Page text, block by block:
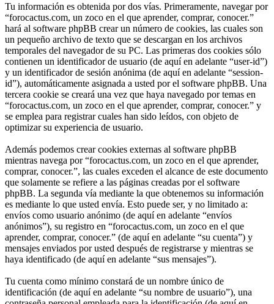
Tu información es obtenida por dos vías. Primeramente, navegar por
“forocactus.com, un zoco en el que aprender, comprar, conocer.”
hará al software phpBB crear un número de cookies, las cuales son
un pequeño archivo de texto que se descargan en los archivos
temporales del navegador de su PC. Las primeras dos cookies sólo
contienen un identificador de usuario (de aquí en adelante “user-id”)
y un identificador de sesión anónima (de aquí en adelante “session-
id”), automáticamente asignada a usted por el software phpBB. Una
tercera cookie se creará una vez que haya navegado por temas en
“forocactus.com, un zoco en el que aprender, comprar, conocer.” y
se emplea para registrar cuales han sido leídos, con objeto de
optimizar su experiencia de usuario.
Además podemos crear cookies externas al software phpBB
mientras navega por “forocactus.com, un zoco en el que aprender,
comprar, conocer.”, las cuales exceden el alcance de este documento
que solamente se refiere a las páginas creadas por el software
phpBB. La segunda vía mediante la que obtenemos su información
es mediante lo que usted envía. Esto puede ser, y no limitado a:
envíos como usuario anónimo (de aquí en adelante “envíos
anónimos”), su registro en “forocactus.com, un zoco en el que
aprender, comprar, conocer.” (de aquí en adelante “su cuenta”) y
mensajes enviados por usted después de registrarse y mientras se
haya identificado (de aquí en adelante “sus mensajes”).
Tu cuenta como mínimo constará de un nombre único de
identificación (de aquí en adelante “su nombre de usuario”), una